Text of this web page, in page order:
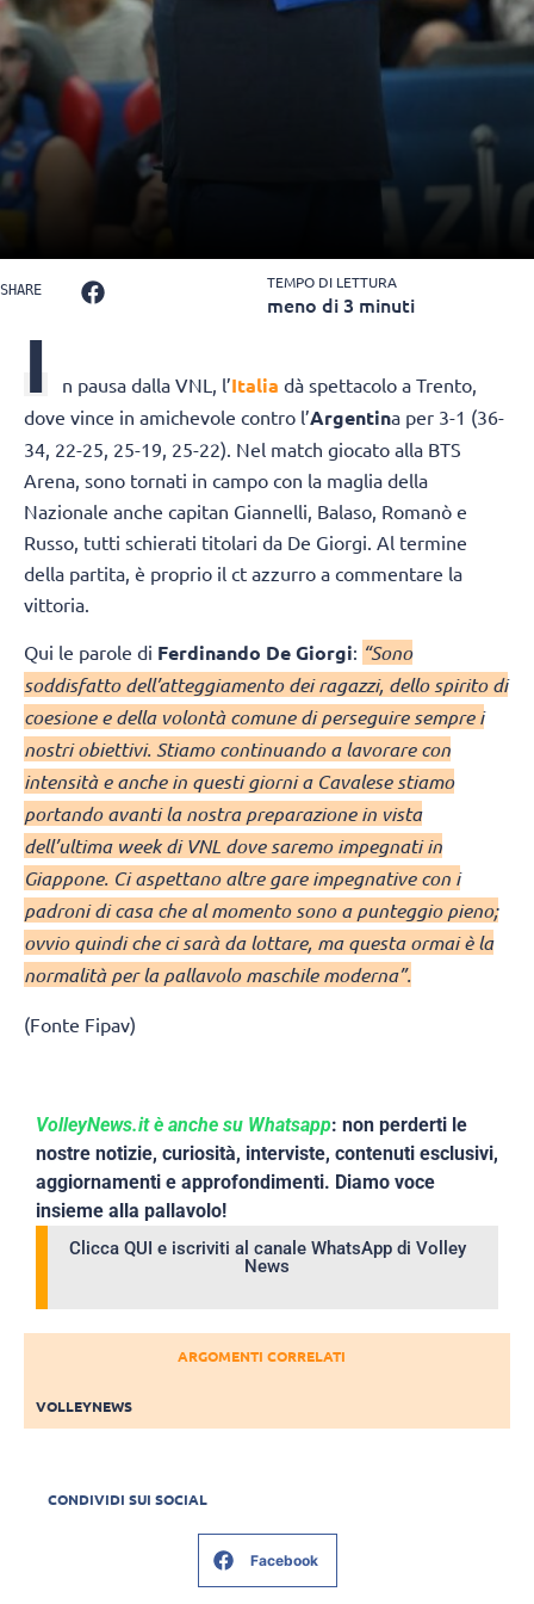
SHARE TEMPO DI LETTURA
meno di 3 minuti
I n pausa dalla VNL, l’Italia dà spettacolo a Trento,
dove vince in amichevole contro l’Argentina per 3-1 (36-
34, 22-25, 25-19, 25-22). Nel match giocato alla BTS
Arena, sono tornati in campo con la maglia della
Nazionale anche capitan Giannelli, Balaso, Romanò e
Russo, tutti schierati titolari da De Giorgi. Al termine
della partita, è proprio il ct azzurro a commentare la
vittoria.
Qui le parole di Ferdinando De Giorgi: “Sono
soddisfatto dell’atteggiamento dei ragazzi, dello spirito di
coesione e della volontà comune di perseguire sempre i
nostri obiettivi. Stiamo continuando a lavorare con
intensità e anche in questi giorni a Cavalese stiamo
portando avanti la nostra preparazione in vista
dell’ultima week di VNL dove saremo impegnati in
Giappone. Ci aspettano altre gare impegnative con i
padroni di casa che al momento sono a punteggio pieno;
ovvio quindi che ci sarà da lottare, ma questa ormai è la
normalità per la pallavolo maschile moderna”.
(Fonte Fipav)
VolleyNews.it è anche su Whatsapp: non perderti le
nostre notizie, curiosità, interviste, contenuti esclusivi,
aggiornamenti e approfondimenti. Diamo voce
insieme alla pallavolo!
Clicca QUI e iscriviti al canale WhatsApp di Volley
News
ARGOMENTI CORRELATI
VOLLEYNEWS
CONDIVIDI SUI SOCIAL
Facebook